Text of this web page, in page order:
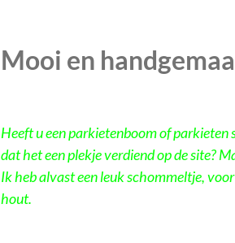
Mooi en
Heeft u een parkietenboom of parkieten
dat het een plekje verdiend op de site?
Ik heb alvast een leuk schommeltje,
hout.